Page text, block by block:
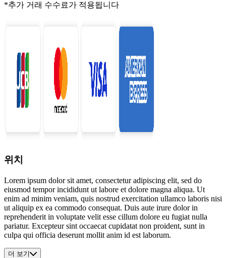
*추가 거래 수수료가 적용됩니다
위치
Lorem ipsum dolor sit amet, consectetur adipiscing elit, sed do
eiusmod tempor incididunt ut labore et dolore magna aliqua. Ut
enim ad minim veniam, quis nostrud exercitation ullamco laboris nisi
ut aliquip ex ea commodo consequat. Duis aute irure dolor in
reprehenderit in voluptate velit esse cillum dolore eu fugiat nulla
pariatur. Excepteur sint occaecat cupidatat non proident, sunt in
culpa qui officia deserunt mollit anim id est laborum.
더 보기